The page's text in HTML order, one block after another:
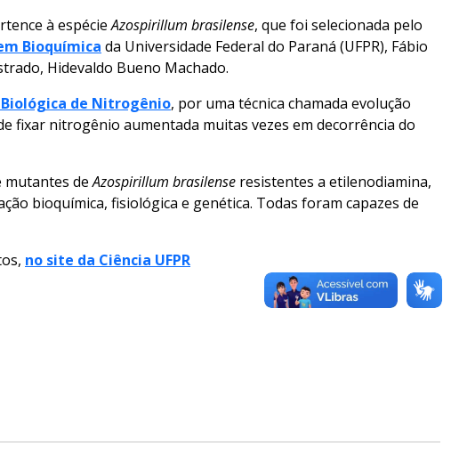
à espécieAzospirillum brasilense, que foi selecionada pelo
Bioquímica da Universidade Federal do Paraná (UFPR), Fábio
Hidevaldo Bueno Machado.
Biológica de Nitrogênio, por uma técnica chamada evolução
fixar nitrogênio aumentada muitas vezes em decorrência do
mutantes deAzospirillum brasilense resistentes a etilenodiamina,
bioquímica, fisiológica e genética. Todas foram capazes de
no site da Ciência UFPR